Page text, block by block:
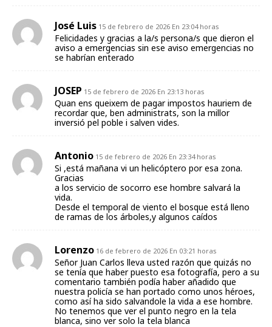
José Luis 15 de febrero de 2026 En 23:04 horas
Felicidades y gracias a la/s persona/s que dieron el
aviso a emergencias sin ese aviso emergencias no
se habrían enterado
JOSEP 15 de febrero de 2026 En 23:13 horas
Quan ens queixem de pagar impostos hauriem de
recordar que, ben administrats, son la millor
inversió pel poble i salven vides.
Antonio 15 de febrero de 2026 En 23:34 horas
Si ,está mañana vi un helicóptero por esa zona.
Gracias
a los servicio de socorro ese hombre salvará la
vida.
Desde el temporal de viento el bosque está lleno
de ramas de los árboles,y algunos caídos
Lorenzo 16 de febrero de 2026 En 03:21 horas
Señor Juan Carlos lleva usted razón que quizás no
se tenía que haber puesto esa fotografía, pero a su
comentario también podía haber añadido que
nuestra policía se han portado como unos héroes,
como así ha sido salvandole la vida a ese hombre.
No tenemos que ver el punto negro en la tela
blanca, sino ver solo la tela blanca